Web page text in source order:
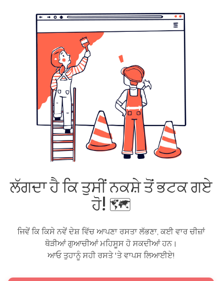
ਲੱਗਦਾ ਹੈ ਕਿ ਤੁਸੀਂ ਨਕਸ਼ੇ ਤੋਂ ਭਟਕ ਗਏ
ਹੋ! 🗺️
ਜਿਵੇਂ ਕਿ ਕਿਸੇ ਨਵੇਂ ਦੇਸ਼ ਵਿੱਚ ਆਪਣਾ ਰਸਤਾ ਲੱਭਣਾ, ਕਈ ਵਾਰ ਚੀਜ਼ਾਂ
ਥੋੜੀਆਂ ਗੁਆਚੀਆਂ ਮਹਿਸੂਸ ਹੋ ਸਕਦੀਆਂ ਹਨ।
ਆਓ ਤੁਹਾਨੂੰ ਸਹੀ ਰਸਤੇ 'ਤੇ ਵਾਪਸ ਲਿਆਈਏ!